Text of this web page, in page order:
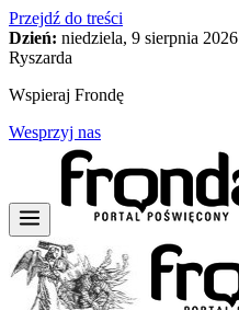
Przejdź do treści
Dzień: niedziela, 9 sierpnia 2026
Ryszarda
Wspieraj Frondę
Wesprzyj nas